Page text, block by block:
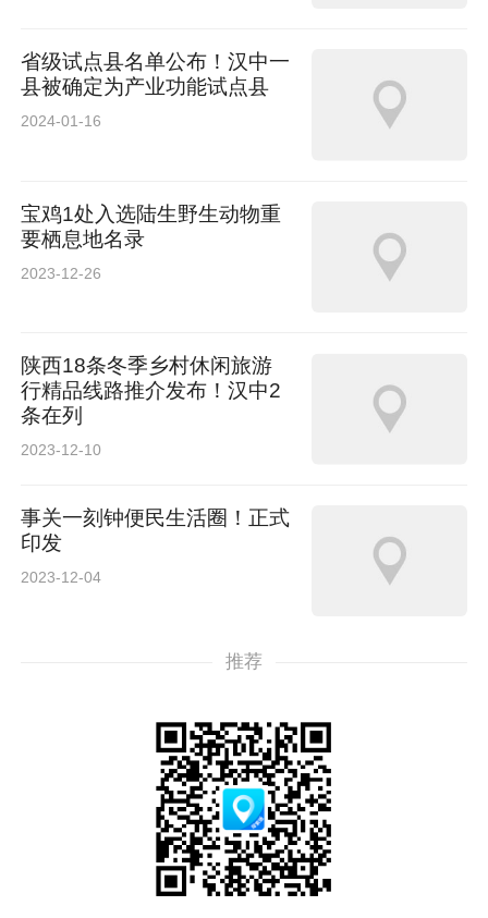
省级试点县名单公布！汉中一
县被确定为产业功能试点县
2024-01-16
宝鸡1处入选陆生野生动物重
要栖息地名录
2023-12-26
陕西18条冬季乡村休闲旅游
行精品线路推介发布！汉中2
条在列
2023-12-10
事关一刻钟便民生活圈！正式
印发
2023-12-04
推荐